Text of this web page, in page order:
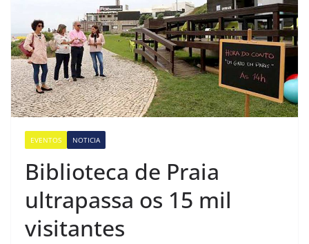
EVENTOS NOTICIA
Biblioteca de Praia
ultrapassa os 15 mil
visitantes